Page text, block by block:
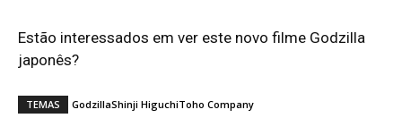
Estão interessados em ver este novo filme Godzilla
japonês?
TEMAS GodzillaShinji HiguchiToho Company